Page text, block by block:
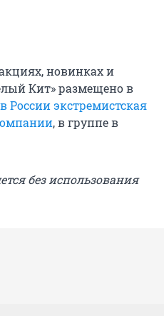
новинках и
Кит» размещено в
России экстремистская
, в группе в
без использования